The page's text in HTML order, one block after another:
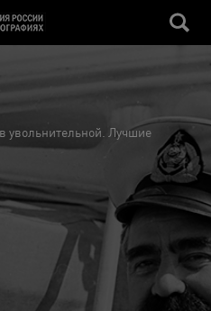
увольнительной. Лучшие